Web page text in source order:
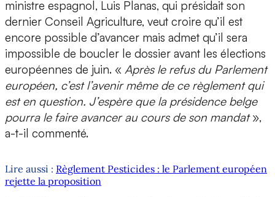
ministre espagnol, Luis Planas, qui présidait son
dernier Conseil Agriculture, veut croire qu’il est
encore possible d’avancer mais admet qu’il sera
impossible de boucler le dossier avant les élections
européennes de juin. « Après le refus du Parlement
européen, c’est l’avenir même de ce règlement qui
est en question. J’espère que la présidence belge
pourra le faire avancer au cours de son mandat»,
a-t-il commenté.
Lire aussi : Règlement Pesticides : le Parlement européen
rejette la proposition